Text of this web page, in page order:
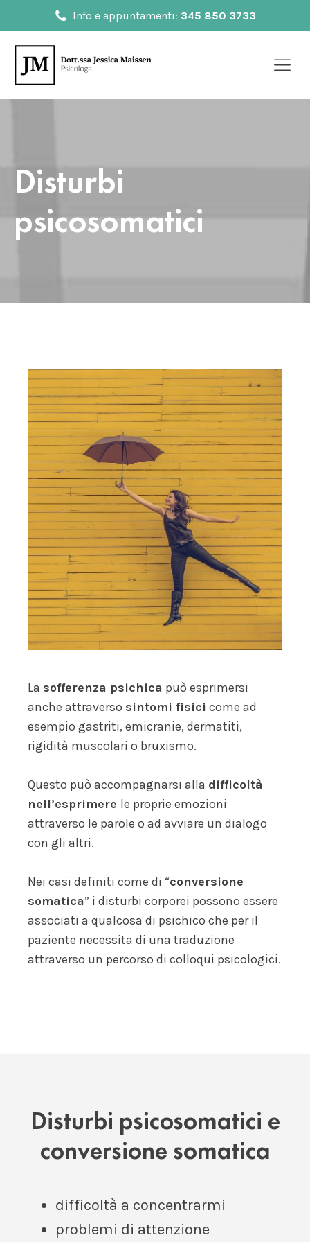
Info e appuntamenti: 345 850 3733
Disturbi
psicosomatici
La sofferenza psichica può esprimersi
anche attraverso sintomi fisici come ad
esempio gastriti, emicranie, dermatiti,
rigidità muscolari o bruxismo.
Questo può accompagnarsi alla difficoltà
nell’esprimere le proprie emozioni
attraverso le parole o ad avviare un dialogo
con gli altri.
Nei casi definiti come di “conversione
somatica” i disturbi corporei possono essere
associati a qualcosa di psichico che per il
paziente necessita di una traduzione
attraverso un percorso di colloqui psicologici.
Disturbi psicosomatici e
conversione somatica
difficoltà a concentrarmi
problemi di attenzione